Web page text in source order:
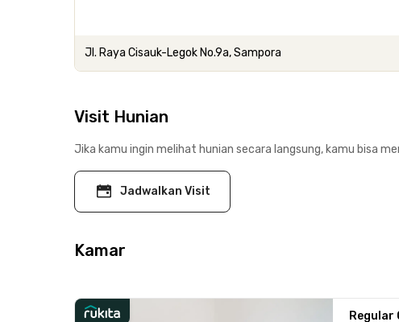
Jl. Raya Cisauk-Legok No.9a, Sampora
Visit Hunian
Jika kamu ingin melihat hunian secara langsung, kamu bisa
Jadwalkan Visit
Kamar
Regular